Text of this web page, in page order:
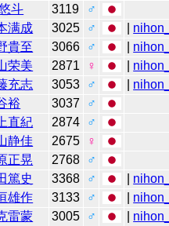
斗 3119
♂
满成 3025 ♂
貴至 3066 ♂
荣美 2871 ♀
充志 3053 ♂
裕 3037
♂
直紀 2874
♂
静佳 2675
♀
正晃 2768
♂
篤史 3368 ♂
雄作 3133 ♂
雷蒙 3005 ♂